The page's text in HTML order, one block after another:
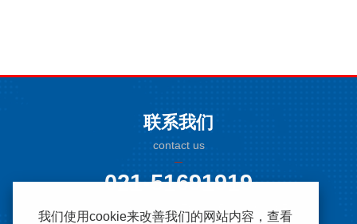
我们使用cookie来改善我们的网站内容，查看
联系我们
contact us
021-51691919
上海市松江区南乐路1276弄115号8号楼2-6F